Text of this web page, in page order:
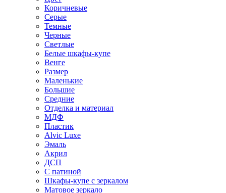
Коричневые
Серые
Темные
Черные
Светлые
Белые шкафы-купе
Венге
Размер
Маленькие
Большие
Средние
Отделка и материал
МДФ
Пластик
Alvic Luxe
Эмаль
Акрил
ДСП
С патиной
Шкафы-купе с зеркалом
Матовое зеркало